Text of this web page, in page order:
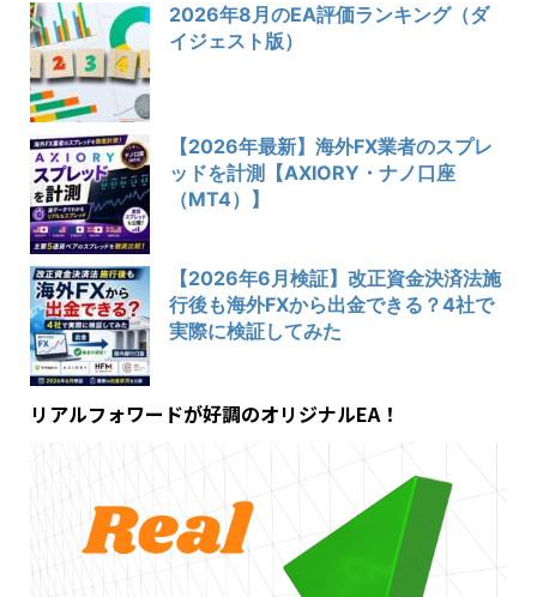
2026年8月のEA評価ランキング（ダ
イジェスト版）
【2026年最新】海外FX業者のスプレ
ッドを計測【AXIORY・ナノ口座
（MT4）】
【2026年6月検証】改正資金決済法施
行後も海外FXから出金できる？4社で
実際に検証してみた
リアルフォワードが好調のオリジナルEA！